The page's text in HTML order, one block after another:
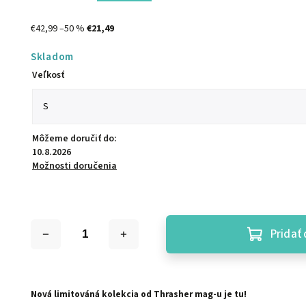
€42,99–50 %€21,49
Skladom
Veľkosť
Môžeme doručiť do:
10.8.2026
Možnosti doručenia
Pridať
Nová limitováná kolekcia od Thrasher mag-u je tu!